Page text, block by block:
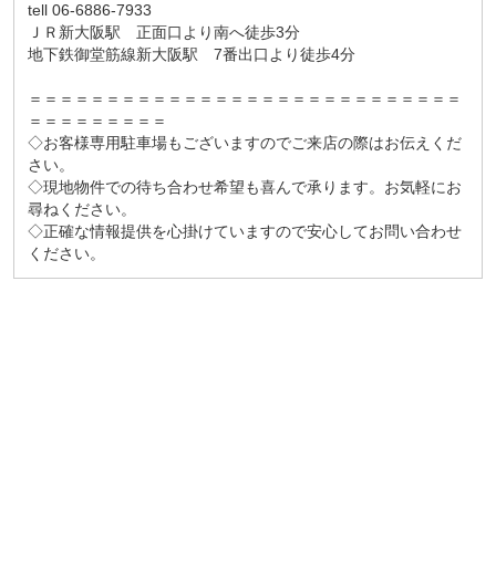
tell 06-6886-7933
ＪＲ新大阪駅 正面口より南へ徒歩3分
地下鉄御堂筋線新大阪駅 7番出口より徒歩4分
＝＝＝＝＝＝＝＝＝＝＝＝＝＝＝＝＝＝＝＝＝＝＝＝＝＝＝＝
＝＝＝＝＝＝＝＝＝
◇お客様専用駐車場もございますのでご来店の際はお伝えくだ
さい。
◇現地物件での待ち合わせ希望も喜んで承ります。お気軽にお
尋ねください。
◇正確な情報提供を心掛けていますので安心してお問い合わせ
ください。